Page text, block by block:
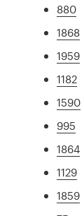
880
1868
1959
1182
1590
995
1864
1129
1859